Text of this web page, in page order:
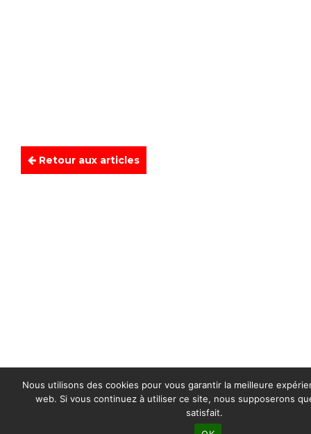
Retour aux articles
Nous utilisons des cookies pour vous garantir la meilleure
web. Si vous continuez à utiliser ce site, nous supposerons
satisfait.